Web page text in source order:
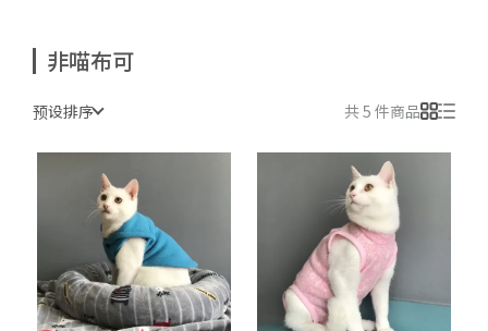
非喵布可
预设排序 共 5 件商品